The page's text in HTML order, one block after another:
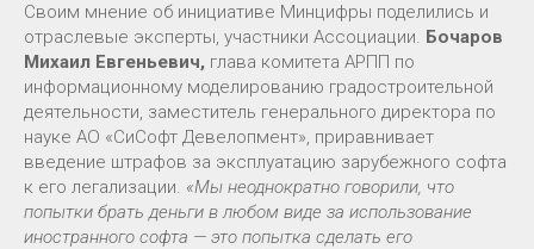
Своим мнение об инициативе Минцифры поделились и
отраслевые эксперты, участники Ассоциации. Бочаров
Михаил Евгеньевич, глава комитета АРПП по
информационному моделированию градостроительной
деятельности, заместитель генерального директора по
науке АО «СиСофт Девелопмент», приравнивает
введение штрафов за эксплуатацию зарубежного софта
к его легализации. «Мы неоднократно говорили, что
попытки брать деньги в любом виде за использование
иностранного софта — это попытка сделать его